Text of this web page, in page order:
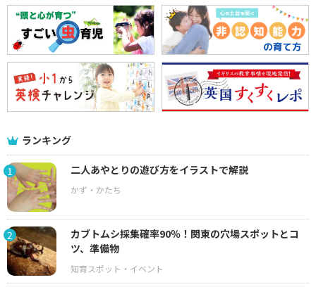
ランキング
1 二人あやとりの遊び方をイラストで解説
2
カブトムシ採集確率90％！関東の穴場スポットとコ
ツ、準備物